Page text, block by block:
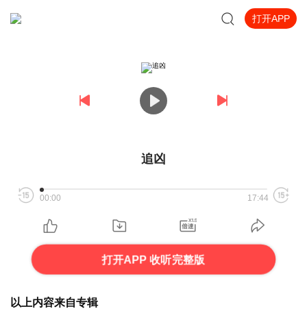
打开APP
追凶
00:00 17:44
打开APP 收听完整版
以上内容来自专辑